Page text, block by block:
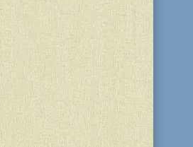
которое было
в «Грин Парке» в
части города. Вс-
об участниках
и обеспечил отличную
Особенно всех